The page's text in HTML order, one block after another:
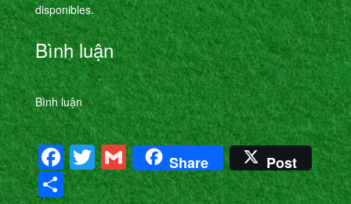
disponibles.
Bình luận
Bình luận
Facebook
Twitter
Gmail
Share Post
Share